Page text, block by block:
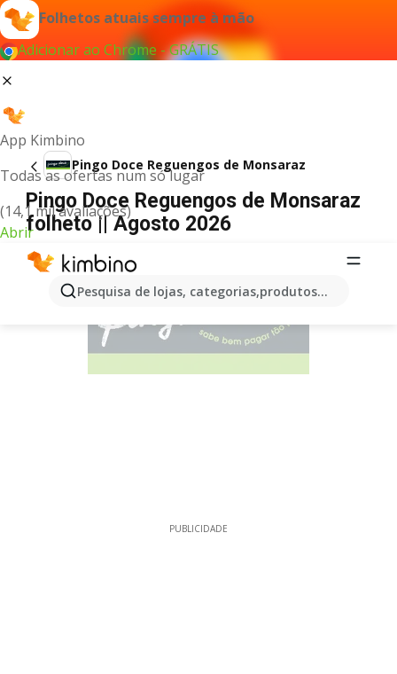
Folhetos atuais sempre à mão
Adicionar ao Chrome - GRÁTIS
App Kimbino
Todas as ofertas num só lugar
(14,1 mil avaliações)
Abrir
Pesquisa de lojas, categorias,produtos...
Pingo Doce Reguengos de Monsaraz
Pingo Doce Reguengos de Monsaraz
folheto || Agosto 2026
PUBLICIDADE